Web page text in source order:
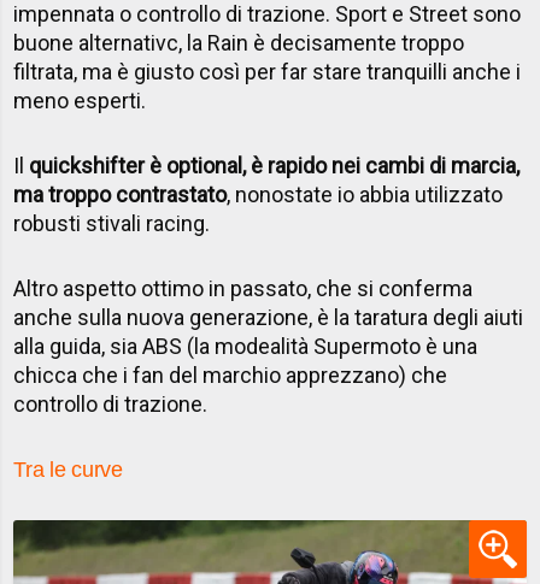
impennata o controllo di trazione. Sport e Street sono
buone alternativc, la Rain è decisamente troppo
filtrata, ma è giusto così per far stare tranquilli anche i
meno esperti.
Il quickshifter è optional, è rapido nei cambi di marcia,
ma troppo contrastato, nonostate io abbia utilizzato
robusti stivali racing.
Altro aspetto ottimo in passato, che si conferma
anche sulla nuova generazione, è la taratura degli aiuti
alla guida, sia ABS (la modealità Supermoto è una
chicca che i fan del marchio apprezzano) che
controllo di trazione.
Tra le curve